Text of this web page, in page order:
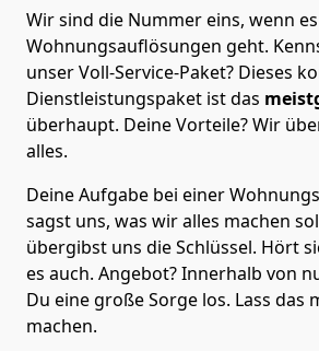
Wir sind die Nummer eins, wenn
Wohnungsauflösungen geht.
unser Voll-Service-Paket? Dieses
Dienstleistungspaket ist das
überhaupt. Deine Vorteile? Wir
alles.
Deine Aufgabe bei einer
sagst uns, was wir alles machen
übergibst uns die Schlüssel. Hört
es auch. Angebot? Innerhalb von
Du eine große Sorge los. Lass das
machen.